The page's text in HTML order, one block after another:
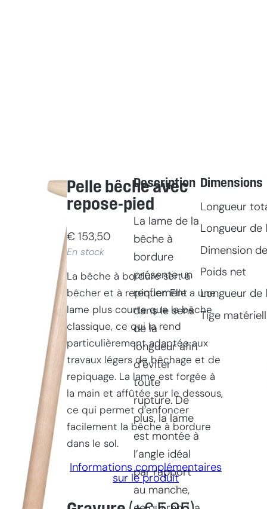
Pelle bêche avec
repose-pied
€ 153,50
En stock
La bêche à bordure sert à
bêcher et à repiquer. Elle a une
lame plus courte que la bêche
classique, ce qui la rend
particulièrement adaptée aux
travaux légers de bêchage et de
repiquage. La lame est forgée à
la main et affûtée sur le dessous,
ce qui permet d’enfoncer
facilement la bêche à bordure
dans le sol.
Informations complémentaires
sur le produit
Description
La lame de la
bêche à
bordure
présente un
renflement
dans le sens
de la
longueur afin
d’éviter
toute
rupture. De
plus, la lame
est montée à
l’angle idéal
par rapport
au manche,
Dimensions
Longueur
Longueur de
Dimension
Poids net
Longueur de
Tige